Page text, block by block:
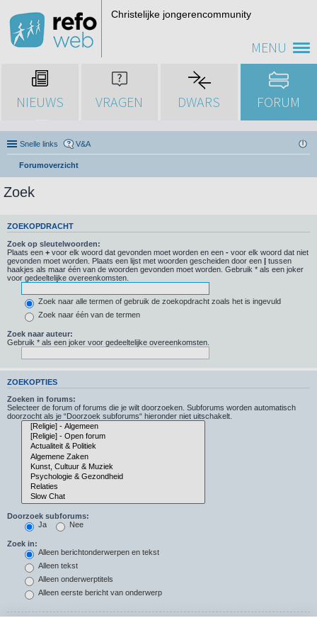
MENU
Christelijke jongerencommunity
NIEUWS VRAGEN DWARS FORUM
Snelle links V&A
Forumoverzicht
Zoek
ZOEKOPDRACHT
Zoek op sleutelwoorden:
Plaats een + voor elk woord dat gevonden moet worden en een - voor elk woord dat niet
gevonden moet worden. Plaats een lijst met woorden gescheiden door een | tussen
haakjes als maar één van de woorden gevonden moet worden. Gebruik * als een joker
voor gedeeltelijke overeenkomsten.
Zoek naar alle termen of gebruik de zoekopdracht zoals het is ingevuld
Zoek naar één van de termen
Zoek naar auteur:
Gebruik * als een joker voor gedeeltelijke overeenkomsten.
ZOEKOPTIES
Zoeken in forums:
Selecteer de forum of forums die je wilt doorzoeken. Subforums worden automatisch
doorzocht als je “Doorzoek subforums“ hieronder niet uitschakelt.
Doorzoek subforums:
Ja
Nee
Zoek in:
Alleen berichtonderwerpen en tekst
Alleen tekst
Alleen onderwerptitels
Alleen eerste bericht van onderwerp